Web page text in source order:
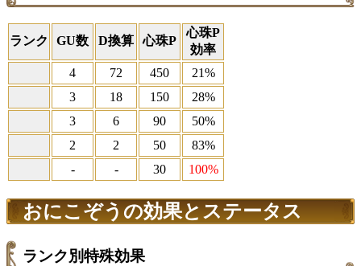
ランク GU数 D換算 心珠P
心珠P
効率
4
72 450
21%
3
18 150
28%
3
6 90
50%
2
2 50
83%
-
- 30 100%
おにこぞうの効果とステータス
ランク別特殊効果